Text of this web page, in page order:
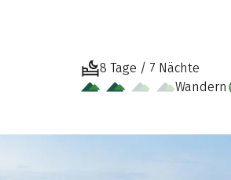
8 Tage / 7 Nächte
Wandern